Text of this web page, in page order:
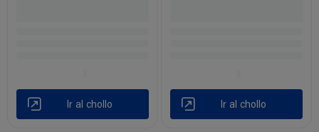
Ir al chollo Ir al chollo